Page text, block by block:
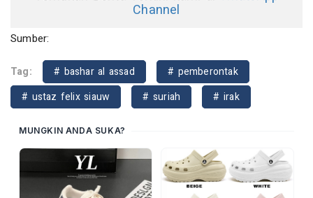
Channel
Sumber:
Tag: # bashar al assad
# pemberontak
# ustaz felix siauw
# suriah # irak